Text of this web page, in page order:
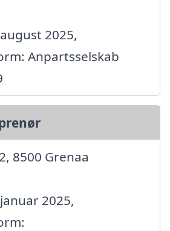
2025,
Anpartsselskab
8500 Grenaa
2025,